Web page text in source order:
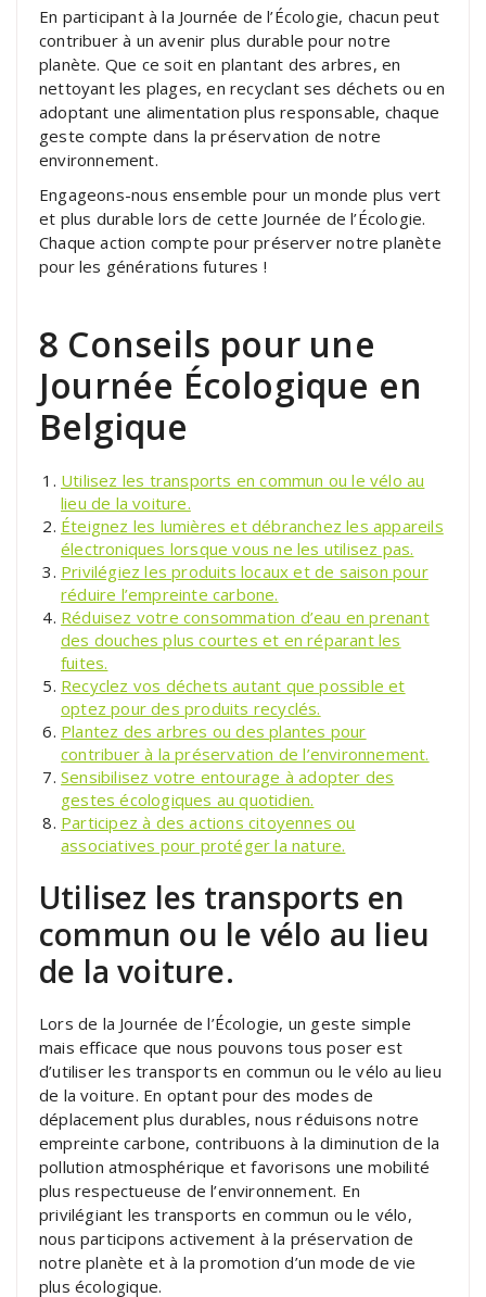
En participant à la Journée de l’Écologie, chacun peut
contribuer à un avenir plus durable pour notre
planète. Que ce soit en plantant des arbres, en
nettoyant les plages, en recyclant ses déchets ou en
adoptant une alimentation plus responsable, chaque
geste compte dans la préservation de notre
environnement.
Engageons-nous ensemble pour un monde plus vert
et plus durable lors de cette Journée de l’Écologie.
Chaque action compte pour préserver notre planète
pour les générations futures !
8 Conseils pour une
Journée Écologique en
Belgique
Utilisez les transports en commun ou le vélo au
lieu de la voiture.
Éteignez les lumières et débranchez les appareils
électroniques lorsque vous ne les utilisez pas.
Privilégiez les produits locaux et de saison pour
réduire l’empreinte carbone.
Réduisez votre consommation d’eau en prenant
des douches plus courtes et en réparant les
fuites.
Recyclez vos déchets autant que possible et
optez pour des produits recyclés.
Plantez des arbres ou des plantes pour
contribuer à la préservation de l’environnement.
Sensibilisez votre entourage à adopter des
gestes écologiques au quotidien.
Participez à des actions citoyennes ou
associatives pour protéger la nature.
Utilisez les transports en
commun ou le vélo au lieu
de la voiture.
Lors de la Journée de l’Écologie, un geste simple
mais efficace que nous pouvons tous poser est
d’utiliser les transports en commun ou le vélo au lieu
de la voiture. En optant pour des modes de
déplacement plus durables, nous réduisons notre
empreinte carbone, contribuons à la diminution de la
pollution atmosphérique et favorisons une mobilité
plus respectueuse de l’environnement. En
privilégiant les transports en commun ou le vélo,
nous participons activement à la préservation de
notre planète et à la promotion d’un mode de vie
plus écologique.